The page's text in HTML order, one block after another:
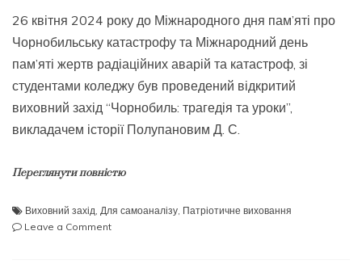
26 квітня 2024 року до Міжнародного дня пам’яті про
Чорнобильську катастрофу та Міжнародний день
пам’яті жертв радіаційних аварій та катастроф, зі
студентами коледжу був проведений відкритий
виховний захід “Чорнобиль: трагедія та уроки”,
викладачем історії Полупановим Д. С.
Переглянути повністю
Виховний захід Для самоаналізу Патріотичне виховання
Leave a Commenton